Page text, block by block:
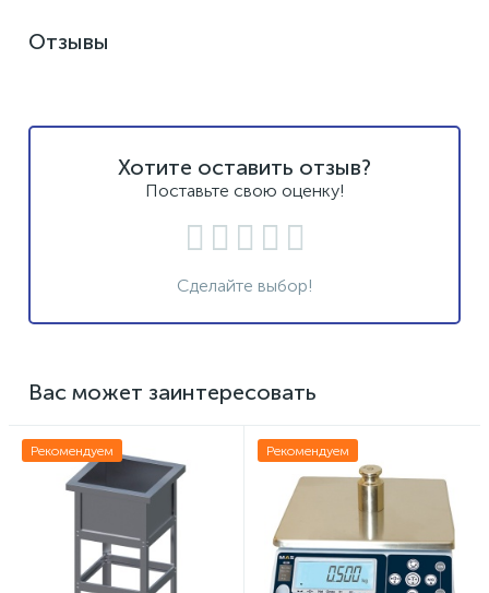
Отзывы
Хотите оставить отзыв?
Поставьте свою оценку!
Сделайте выбор!
Вас может заинтересовать
Рекомендуем Рекомендуем